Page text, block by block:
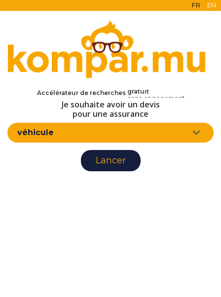
FR EN
Accélérateur de recherches en ligne
gratuit
sans engagement
d'assurance
Je souhaite avoir un devis
pour une assurance
véhicule
Lancer